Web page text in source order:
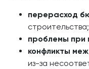
перерасход
строительства;
проблемы при
конфликты
из-за